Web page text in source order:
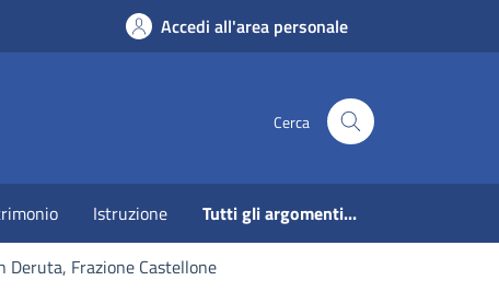
Accedi all'area personale
Cerca
Istruzione Tutti gli argomenti...
Deruta, Frazione Castellone